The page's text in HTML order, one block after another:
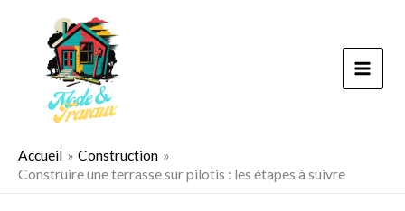
Accueil
Construction
Construire une terrasse sur pilotis : les étapes à suivre